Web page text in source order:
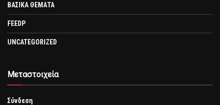
ΒΑΣΙΚΑ ΘΕΜΑΤΑ
FEEDP
UNCATEGORIZED
Μεταστοιχεία
Σύνδεση